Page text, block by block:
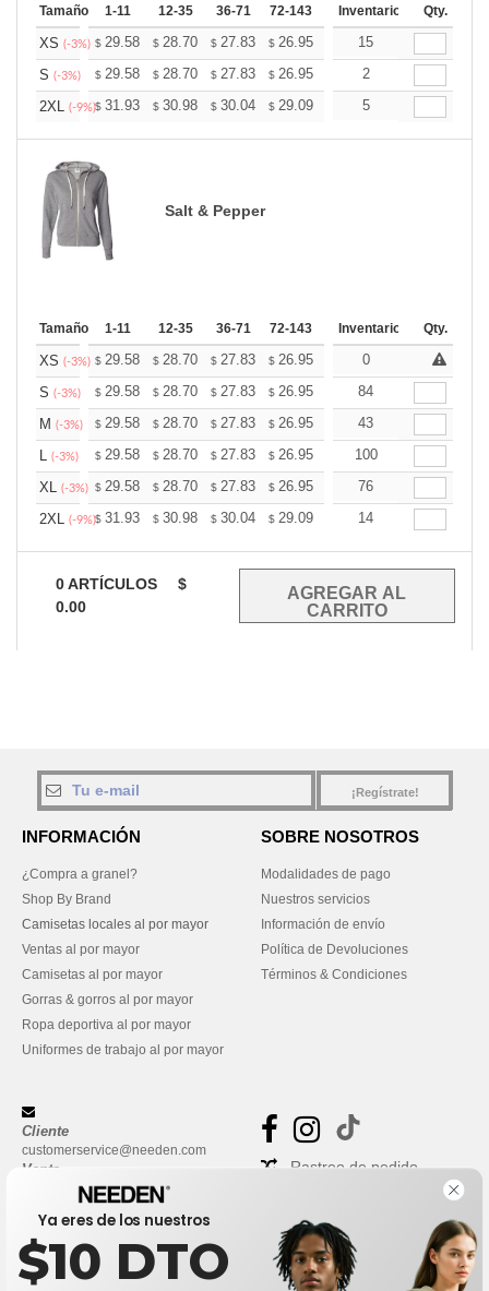
Tamaño 1-11 12-35 36-71 72-143 144-287 288 +
Inventario Qty.
XS (-3%) $ 29.58 $ 28.70 $ 27.83 $ 26.95 26.07
15
S (-3%) $ 29.58 $ 28.70 $ 27.83 $ 26.95 26.07
2
2XL (-9%)$ 31.93 $ 30.98 $ 30.04 $ 29.09 28.14
5
Salt & Pepper
Tamaño 1-11 12-35 36-71 72-143 144-287 288 +
Inventario Qty.
XS (-3%) $ 29.58 $ 28.70 $ 27.83 $ 26.95 26.07
0
S (-3%) $ 29.58 $ 28.70 $ 27.83 $ 26.95 26.07
84
M (-3%) $ 29.58 $ 28.70 $ 27.83 $ 26.95 26.07
43
L (-3%) $ 29.58 $ 28.70 $ 27.83 $ 26.95 26.07
100
XL (-3%) $ 29.58 $ 28.70 $ 27.83 $ 26.95 26.07
76
2XL (-9%)$ 31.93 $ 30.98 $ 30.04 $ 29.09 28.14
14
0ARTÍCULOS
$
0.00
¡Regístrate!
INFORMACIÓN
¿Compra a granel?
Shop By Brand
Camisetas locales al por mayor
Ventas al por mayor
Camisetas al por mayor
Gorras & gorros al por mayor
Ropa deportiva al por mayor
Uniformes de trabajo al por mayor
SOBRE NOSOTROS
Modalidades de pago
Nuestros servicios
Información de envío
Política de Devoluciones
Términos & Condiciones
Cliente
customerservice@needen.com
Venta
sales@needen.com
Rastreo de pedido
Ya eres de los nuestros
$10 DTO